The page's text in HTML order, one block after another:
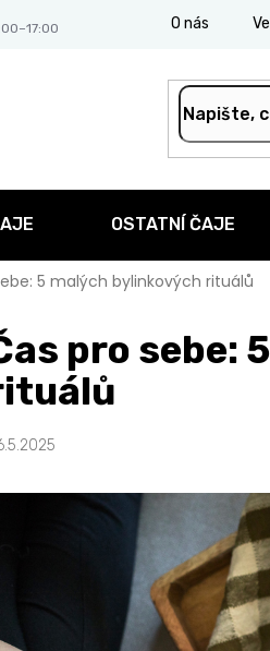
O nás
OSTATNÍ ČAJE
5 malých bylinkových rituálů
pro sebe: